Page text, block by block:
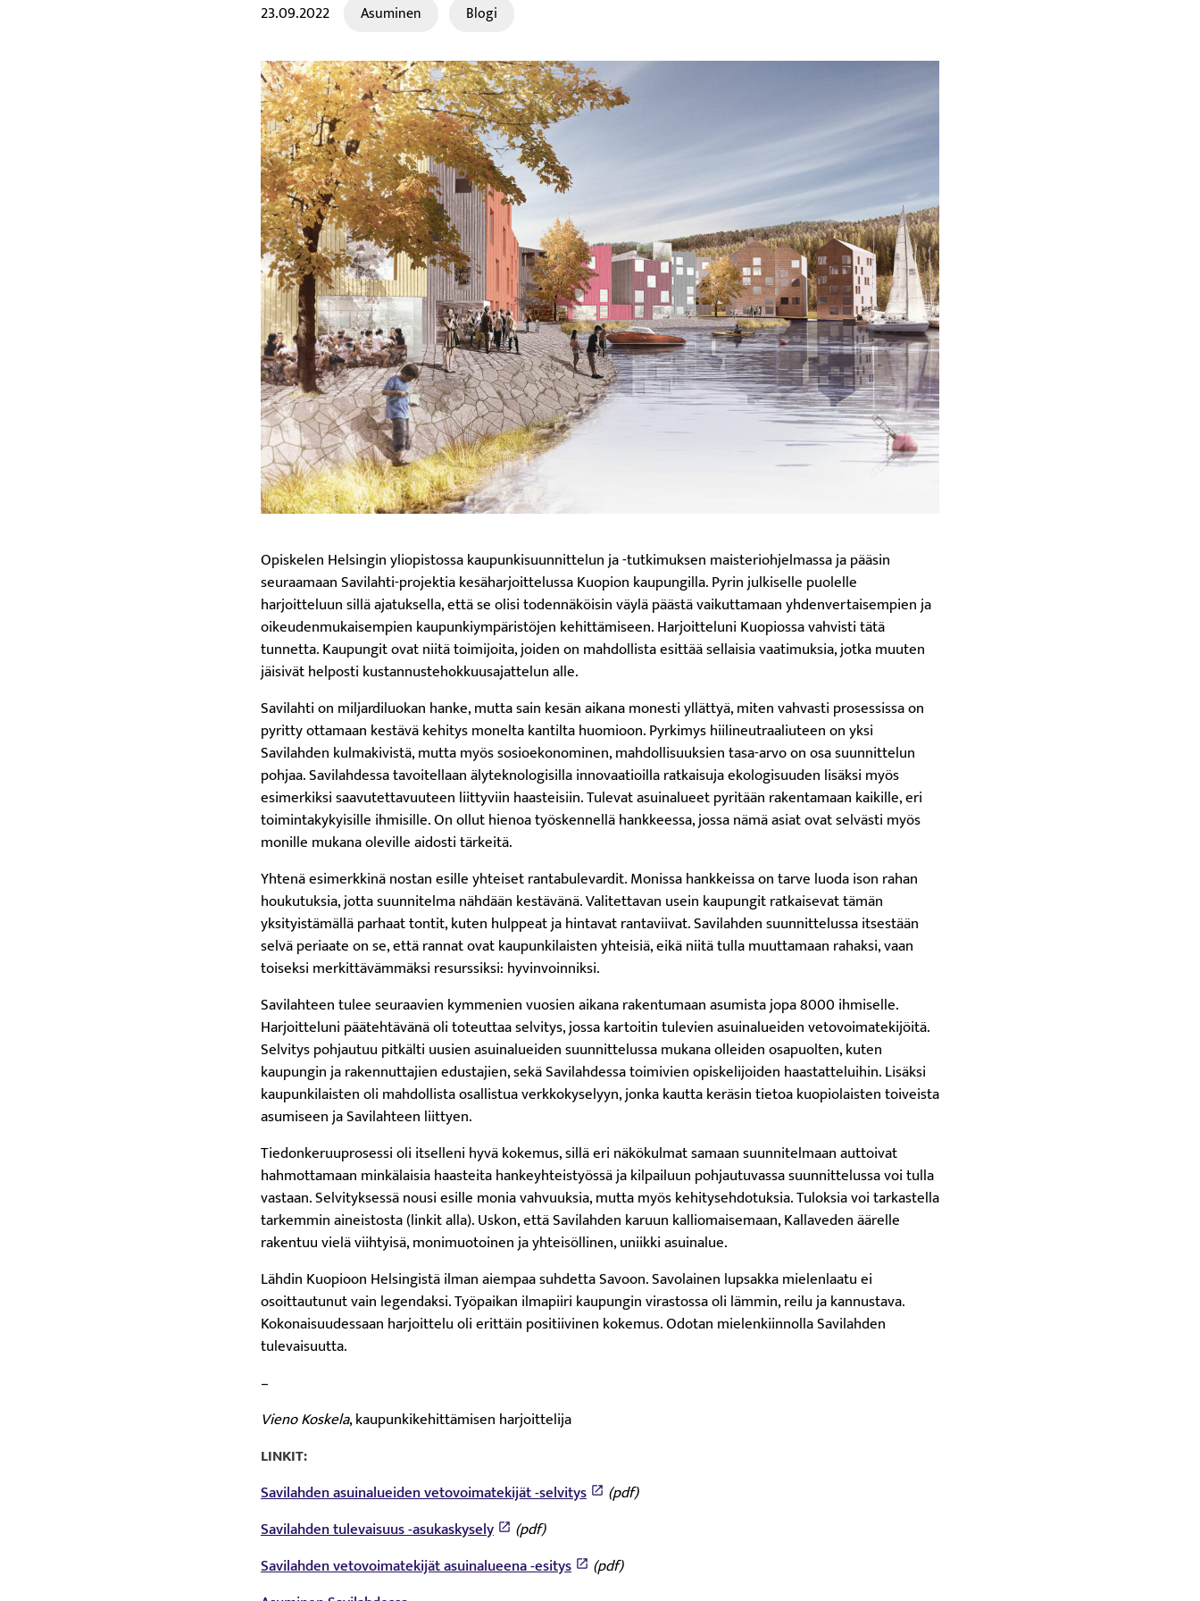
23.09.2022 Asuminen Blogi
Opiskelen Helsingin yliopistossa kaupunkisuunnittelun ja -tutkimuksen maisteriohjelmassa ja pääsin
seuraamaan Savilahti-projektia kesäharjoittelussa Kuopion kaupungilla. Pyrin julkiselle puolelle
harjoitteluun sillä ajatuksella, että se olisi todennäköisin väylä päästä vaikuttamaan yhdenvertaisempien ja
oikeudenmukaisempien kaupunkiympäristöjen kehittämiseen. Harjoitteluni Kuopiossa vahvisti tätä
tunnetta. Kaupungit ovat niitä toimijoita, joiden on mahdollista esittää sellaisia vaatimuksia, jotka muuten
jäisivät helposti kustannustehokkuusajattelun alle.
Savilahti on miljardiluokan hanke, mutta sain kesän aikana monesti yllättyä, miten vahvasti prosessissa on
pyritty ottamaan kestävä kehitys monelta kantilta huomioon. Pyrkimys hiilineutraaliuteen on yksi
Savilahden kulmakivistä, mutta myös sosioekonominen, mahdollisuuksien tasa-arvo on osa suunnittelun
pohjaa. Savilahdessa tavoitellaan älyteknologisilla innovaatioilla ratkaisuja ekologisuuden lisäksi myös
esimerkiksi saavutettavuuteen liittyviin haasteisiin. Tulevat asuinalueet pyritään rakentamaan kaikille, eri
toimintakykyisille ihmisille. On ollut hienoa työskennellä hankkeessa, jossa nämä asiat ovat selvästi myös
monille mukana oleville aidosti tärkeitä.
Yhtenä esimerkkinä nostan esille yhteiset rantabulevardit. Monissa hankkeissa on tarve luoda ison rahan
houkutuksia, jotta suunnitelma nähdään kestävänä. Valitettavan usein kaupungit ratkaisevat tämän
yksityistämällä parhaat tontit, kuten hulppeat ja hintavat rantaviivat. Savilahden suunnittelussa itsestään
selvä periaate on se, että rannat ovat kaupunkilaisten yhteisiä, eikä niitä tulla muuttamaan rahaksi, vaan
toiseksi merkittävämmäksi resurssiksi: hyvinvoinniksi.
Savilahteen tulee seuraavien kymmenien vuosien aikana rakentumaan asumista jopa 8000 ihmiselle.
Harjoitteluni päätehtävänä oli toteuttaa selvitys, jossa kartoitin tulevien asuinalueiden vetovoimatekijöitä.
Selvitys pohjautuu pitkälti uusien asuinalueiden suunnittelussa mukana olleiden osapuolten, kuten
kaupungin ja rakennuttajien edustajien, sekä Savilahdessa toimivien opiskelijoiden haastatteluihin. Lisäksi
kaupunkilaisten oli mahdollista osallistua verkkokyselyyn, jonka kautta keräsin tietoa kuopiolaisten toiveista
asumiseen ja Savilahteen liittyen.
Tiedonkeruuprosessi oli itselleni hyvä kokemus, sillä eri näkökulmat samaan suunnitelmaan auttoivat
hahmottamaan minkälaisia haasteita hankeyhteistyössä ja kilpailuun pohjautuvassa suunnittelussa voi tulla
vastaan. Selvityksessä nousi esille monia vahvuuksia, mutta myös kehitysehdotuksia. Tuloksia voi tarkastella
tarkemmin aineistosta (linkit alla). Uskon, että Savilahden karuun kalliomaisemaan, Kallaveden äärelle
rakentuu vielä viihtyisä, monimuotoinen ja yhteisöllinen, uniikki asuinalue.
Lähdin Kuopioon Helsingistä ilman aiempaa suhdetta Savoon. Savolainen lupsakka mielenlaatu ei
osoittautunut vain legendaksi. Työpaikan ilmapiiri kaupungin virastossa oli lämmin, reilu ja kannustava.
Kokonaisuudessaan harjoittelu oli erittäin positiivinen kokemus. Odotan mielenkiinnolla Savilahden
tulevaisuutta.
–
Vieno Koskela, kaupunkikehittämisen harjoittelija
LINKIT:
Savilahden asuinalueiden vetovoimatekijät -selvitys
(pdf)
Savilahden tulevaisuus -asukaskysely
(pdf)
Savilahden vetovoimatekijät asuinalueena -esitys
(pdf)